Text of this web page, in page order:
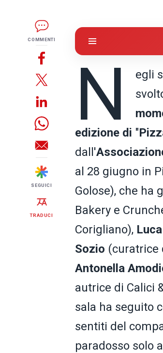
COMMENTI
SEGUICI
TRADUCI
N egli
edizione di "
dall'
al 28 giugno in
Golose), che ha
Bakery e
Corigliano),
Sozio (curatrice
Antonella
autrice di Calici
sala ha seguito
sentiti del
paradosso solo